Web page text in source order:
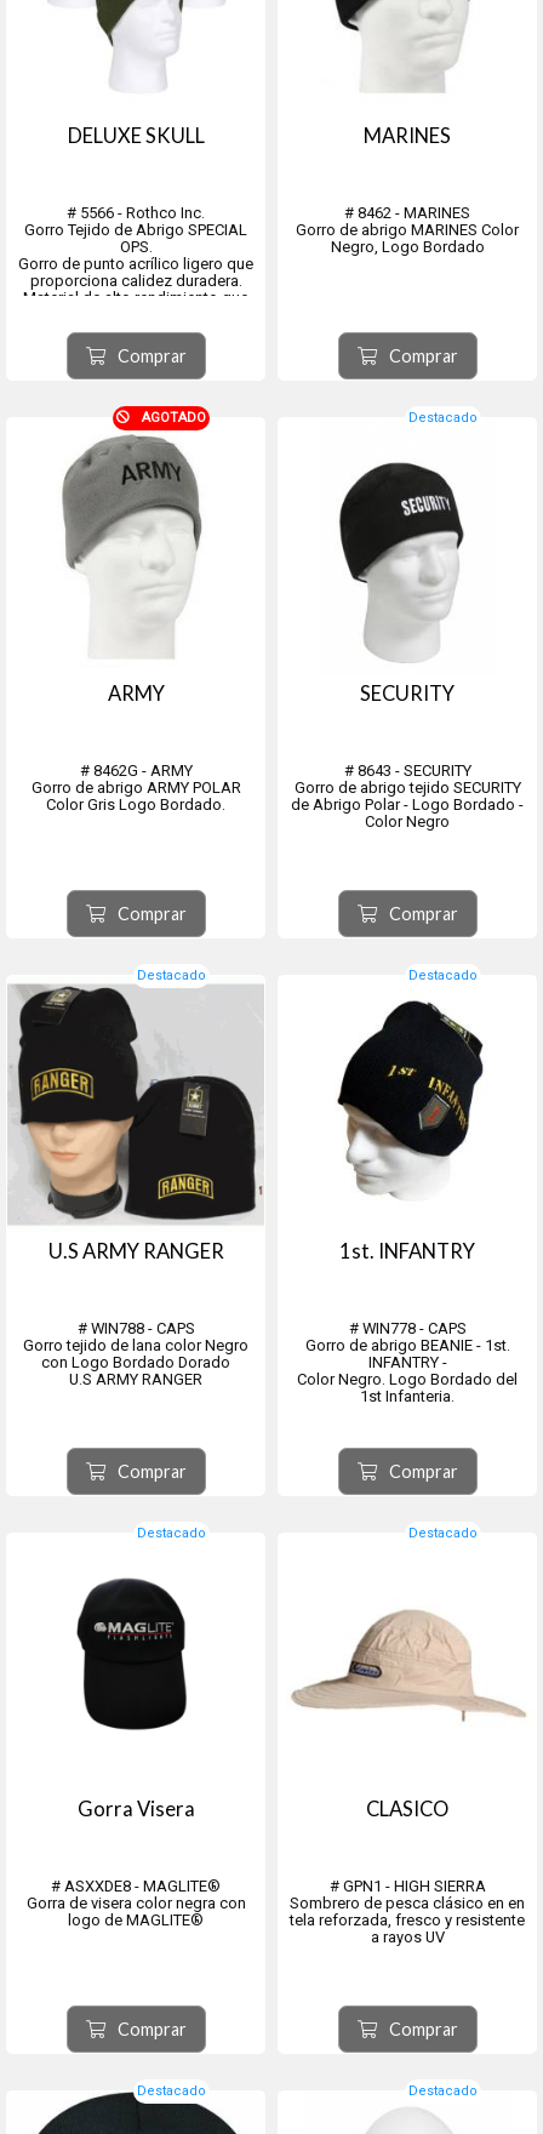
DELUXE SKULL
# 5566 - Rothco Inc.
Gorro Tejido de Abrigo SPECIAL
OPS.
Gorro de punto acrílico ligero que
proporciona calidez duradera.
Material de alto rendimiento que
La construcción de doble capa
brinda mayor calidez
ideal para climas de clima
extremadamente frío
Comprar
MARINES
# 8462 - MARINES
Gorro de abrigo MARINES Color
Negro, Logo Bordado
Comprar
AGOTADO
ARMY
# 8462G - ARMY
Gorro de abrigo ARMY POLAR
Color Gris Logo Bordado.
Comprar
Destacado
SECURITY
# 8643 - SECURITY
Gorro de abrigo tejido SECURITY
de Abrigo Polar - Logo Bordado -
Color Negro
Comprar
Destacado
U.S ARMY RANGER
# WIN788 - CAPS
Gorro tejido de lana color Negro
con Logo Bordado Dorado
U.S ARMY RANGER
Comprar
Destacado
1st. INFANTRY
# WIN778 - CAPS
Gorro de abrigo BEANIE - 1st.
INFANTRY -
Color Negro. Logo Bordado del
1st Infanteria.
Comprar
Destacado
Gorra Visera
# ASXXDE8 - MAGLITE®
Gorra de visera color negra con
logo de MAGLITE®
Comprar
Destacado
CLASICO
# GPN1 - HIGH SIERRA
Sombrero de pesca clásico en en
tela reforzada, fresco y resistente
a rayos UV
Comprar
Destacado Destacado